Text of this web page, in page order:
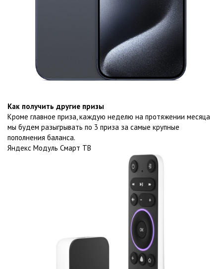
Как получить другие призы
Кроме главное приза, каждую неделю на протяжении месяца
мы будем разыгрывать по 3 приза за самые крупные
пополнения баланса.
Яндекс Модуль Смарт ТВ